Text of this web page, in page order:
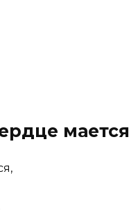
мается